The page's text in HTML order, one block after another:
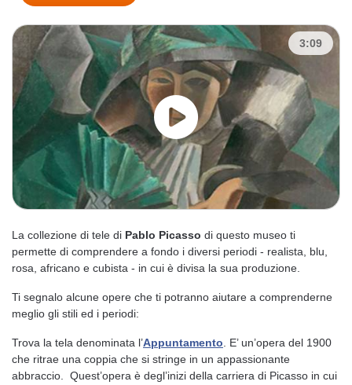
3:09
La collezione di tele di Pablo Picasso di questo museo ti
permette di comprendere a fondo i diversi periodi - realista, blu,
rosa, africano e cubista - in cui è divisa la sua produzione.
Ti segnalo alcune opere che ti potranno aiutare a comprenderne
meglio gli stili ed i periodi:
Trova la tela denominata l’Appuntamento . E’ un’opera del 1900
che ritrae una coppia che si stringe in un appassionante
abbraccio. Quest’opera è degl’inizi della carriera di Picasso in cui